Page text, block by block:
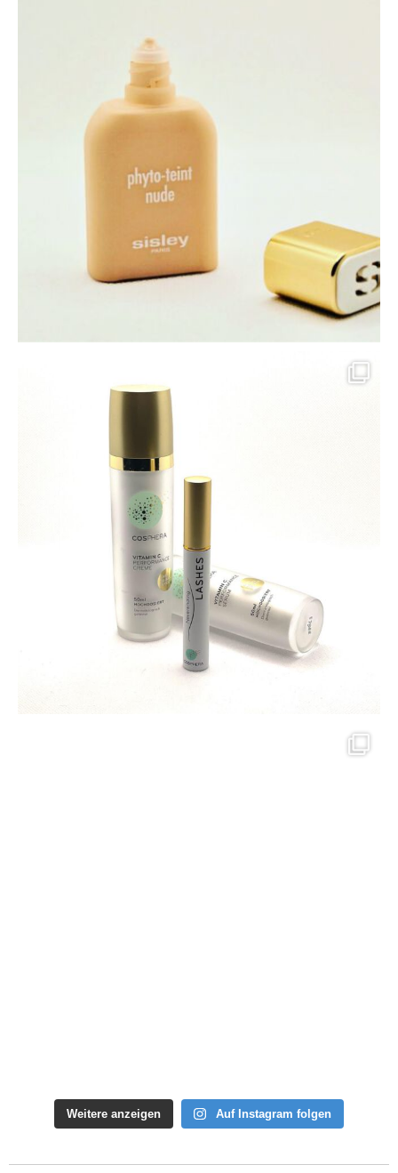
Weitere anzeigen Auf Instagram folgen